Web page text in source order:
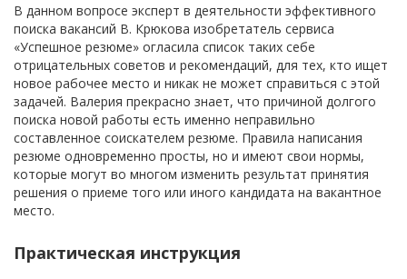
В данном вопросе эксперт в деятельности эффективного
поиска вакансий В. Крюкова изобретатель сервиса
«Успешное резюме» огласила список таких себе
отрицательных советов и рекомендаций, для тех, кто ищет
новое рабочее место и никак не может справиться с этой
задачей. Валерия прекрасно знает, что причиной долгого
поиска новой работы есть именно неправильно
составленное соискателем резюме. Правила написания
резюме одновременно просты, но и имеют свои нормы,
которые могут во многом изменить результат принятия
решения о приеме того или иного кандидата на вакантное
место.
Практическая инструкция